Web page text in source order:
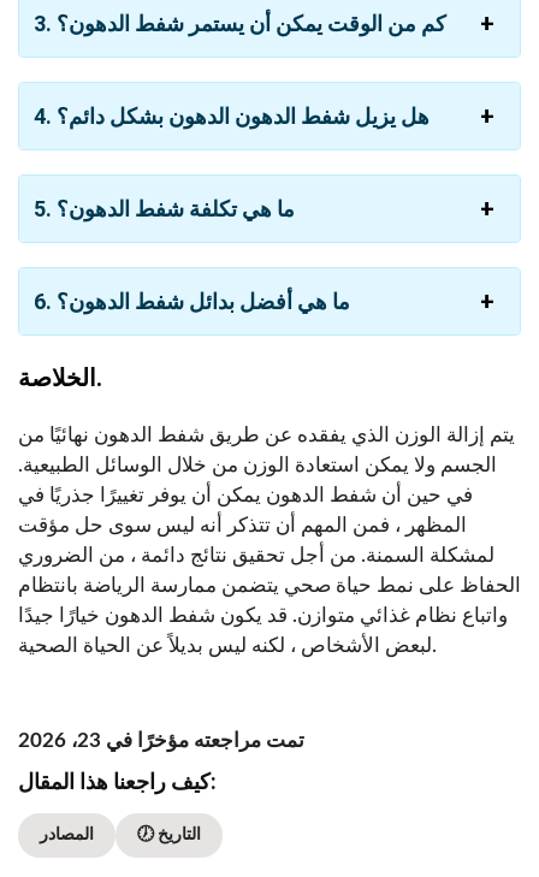
3. كم من الوقت يمكن أن يستمر شفط الدهون؟
4. هل يزيل شفط الدهون الدهون بشكل دائم؟
5. ما هي تكلفة شفط الدهون؟
6. ما هي أفضل بدائل شفط الدهون؟
الخلاصة.
يتم إزالة الوزن الذي يفقده عن طريق شفط الدهون نهائيًا من
الجسم ولا يمكن استعادة الوزن من خلال الوسائل الطبيعية.
في حين أن شفط الدهون يمكن أن يوفر تغييرًا جذريًا في
المظهر ، فمن المهم أن تتذكر أنه ليس سوى حل مؤقت
لمشكلة السمنة. من أجل تحقيق نتائج دائمة ، من الضروري
الحفاظ على نمط حياة صحي يتضمن ممارسة الرياضة بانتظام
واتباع نظام غذائي متوازن. قد يكون شفط الدهون خيارًا جيدًا
لبعض الأشخاص ، لكنه ليس بديلاً عن الحياة الصحية.
تمت مراجعته مؤخرًا في 23، 2026
كيف راجعنا هذا المقال:
المصادر 🕖 التاريخ